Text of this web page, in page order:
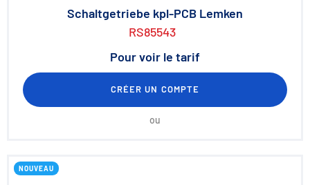
Schaltgetriebe kpl-PCB Lemken
RS85543
Pour voir le tarif
CRÉER UN COMPTE
ou
NOUVEAU